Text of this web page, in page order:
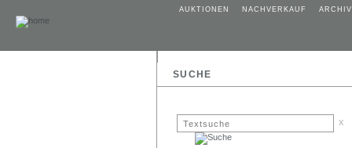
AUKTIONEN NACHVERKAUF ARCHIV
SUCHE
x